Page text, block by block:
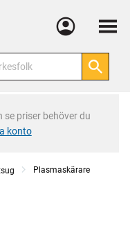
Meny
priser behöver du
konto
Plasmaskärare